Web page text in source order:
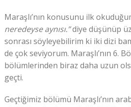
Maraşlı’nın konusunu ilk
neredeyse aynısı.”diye düşünüp
sonrası söyleyebilirim ki iki dizi
de çok seviyorum. Maraşlı’nın 6.
bölümlerinden biraz daha uzun
geçti.
Geçtiğimiz bölümü Maraşlı’nın